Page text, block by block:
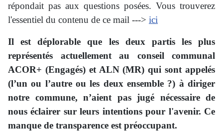
répondait pas aux questions posées. Vous trouverez
l'essentiel du contenu de ce mail ---> ici
Il est déplorable que les deux partis les plus
représentés actuellement au conseil communal
ACOR+ (Engagés) et ALN (MR) qui sont appelés
(l’un ou l’autre ou les deux ensemble ?) à diriger
notre commune, n’aient pas jugé nécessaire de
nous éclairer sur leurs intentions pour l'avenir. Ce
manque de transparence est préoccupant.